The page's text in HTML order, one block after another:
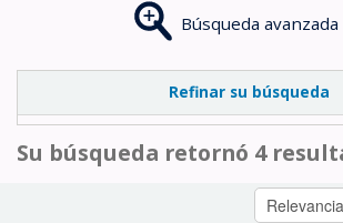
Búsqueda avanzada
Refinar su búsqueda
Su búsqueda retornó 4